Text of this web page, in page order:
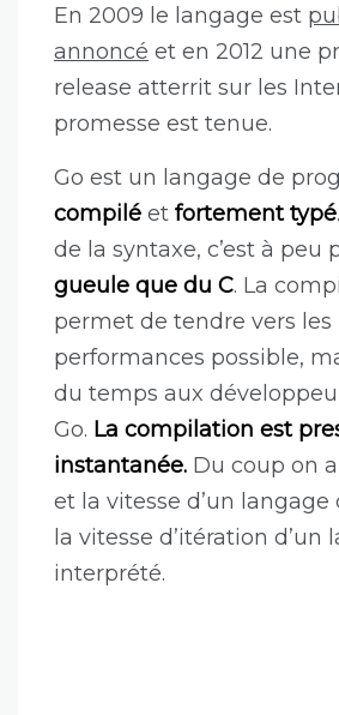
En 2009 le langage est
annoncé et en 2012 une
release atterrit sur les
promesse est tenue.
Go est un langage de
compilé et fortement typé
de la syntaxe, c’est à peu
gueule que du C. La
permet de tendre vers
performances possible,
du temps aux
Go. La compilation est
instantanée. Du coup on
et la vitesse d’un
la vitesse d’itération d’un
interprété.